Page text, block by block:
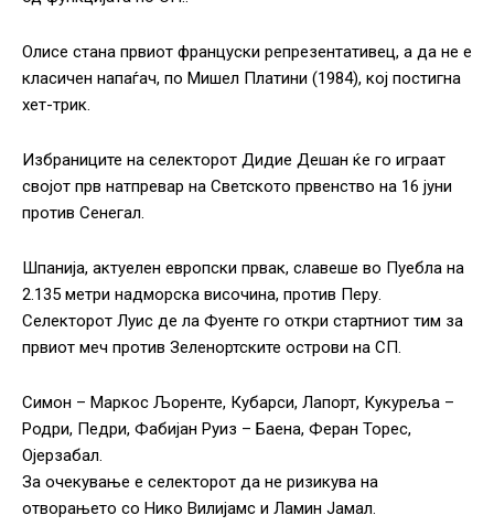
Олисе стана првиот француски репрезентативец, а да не е
класичен напаѓач, по Мишел Платини (1984), кој постигна
хет-трик.
Избраниците на селекторот Дидие Дешан ќе го играат
својот прв натпревар на Светското првенство на 16 јуни
против Сенегал.
Шпанија, актуелен европски првак, славеше во Пуебла на
2.135 метри надморска височина, против Перу.
Селекторот Луис де ла Фуенте го откри стартниот тим за
првиот меч против Зеленортските острови на СП.
Симон – Маркос Љоренте, Кубарси, Лапорт, Кукуреља –
Родри, Педри, Фабијан Руиз – Баена, Феран Торес,
Ојерзабал.
За очекување е селекторот да не ризикува на
отворањето со Нико Вилијамс и Ламин Јамал.